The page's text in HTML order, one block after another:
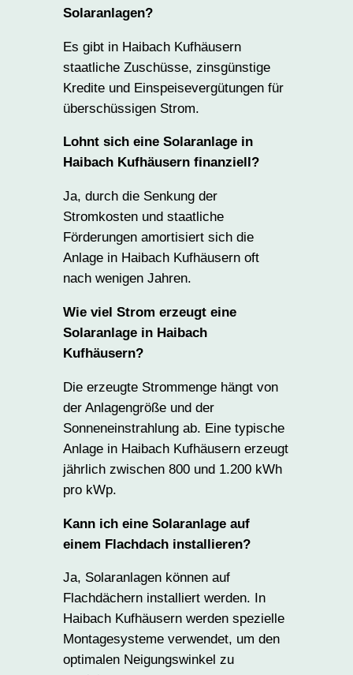
Solaranlagen?
Es gibt in Haibach Kufhäusern
staatliche Zuschüsse, zinsgünstige
Kredite und Einspeisevergütungen für
überschüssigen Strom.
Lohnt sich eine Solaranlage in
Haibach Kufhäusern finanziell?
Ja, durch die Senkung der
Stromkosten und staatliche
Förderungen amortisiert sich die
Anlage in Haibach Kufhäusern oft
nach wenigen Jahren.
Wie viel Strom erzeugt eine
Solaranlage in Haibach
Kufhäusern?
Die erzeugte Strommenge hängt von
der Anlagengröße und der
Sonneneinstrahlung ab. Eine typische
Anlage in Haibach Kufhäusern erzeugt
jährlich zwischen 800 und 1.200 kWh
pro kWp.
Kann ich eine Solaranlage auf
einem Flachdach installieren?
Ja, Solaranlagen können auf
Flachdächern installiert werden. In
Haibach Kufhäusern werden spezielle
Montagesysteme verwendet, um den
optimalen Neigungswinkel zu